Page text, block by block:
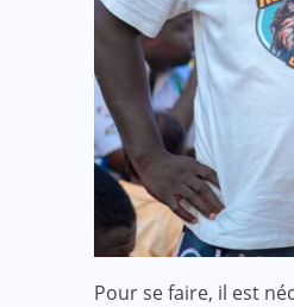
Pour se faire, il est